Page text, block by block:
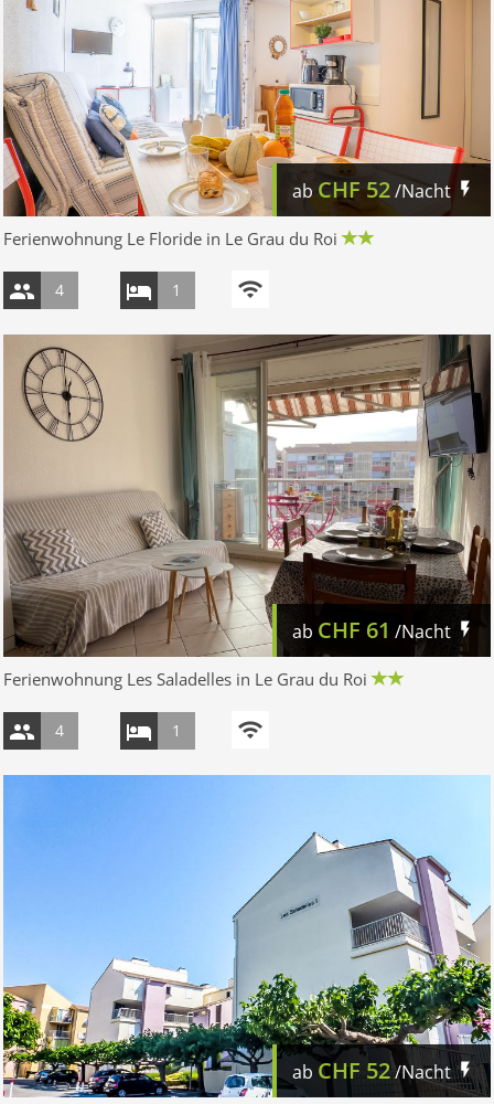
abCHF52/Nacht
Ferienwohnung Le Floride in Le Grau du Roi
4 1
ab CHF 61 /Nacht
Ferienwohnung Les Saladelles in Le Grau du Roi
4 1
ab CHF 52/Nacht